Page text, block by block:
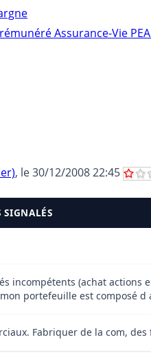
Assurance-Vie
, le30/12/2008 22:45
incompétents (achat actions
portefeuille est composé
Fabriquer de la com,